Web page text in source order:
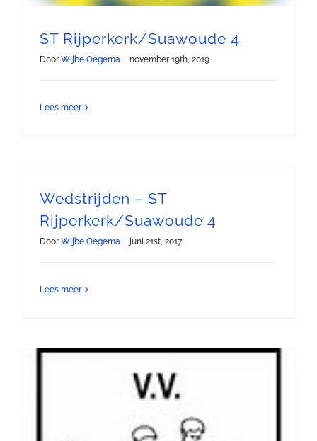
ST Rijperkerk/Suawoude 4
DoorWijbe Oegema november 19th, 2019
Lees meer
Wedstrijden – ST
Rijperkerk/Suawoude 4
DoorWijbe Oegema juni 21st, 2017
Lees meer